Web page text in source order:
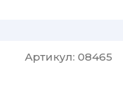
Артикул: 08465